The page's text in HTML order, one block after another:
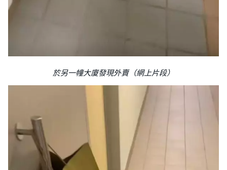
於另一幢大廈發現外賣（網上片段）